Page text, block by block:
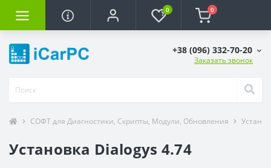
0 0
+38 (096) 332-70-20
Заказать звонок
СОФТ для Диагностики, Скрипты, Модули, Обновления
Установка Dialogys 4.74